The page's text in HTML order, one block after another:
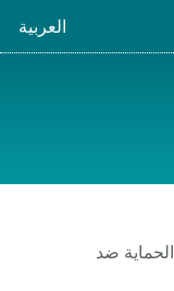
العربية
الحماية ضد